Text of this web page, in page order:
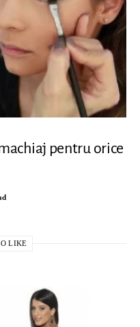
pentru orice
LIKE